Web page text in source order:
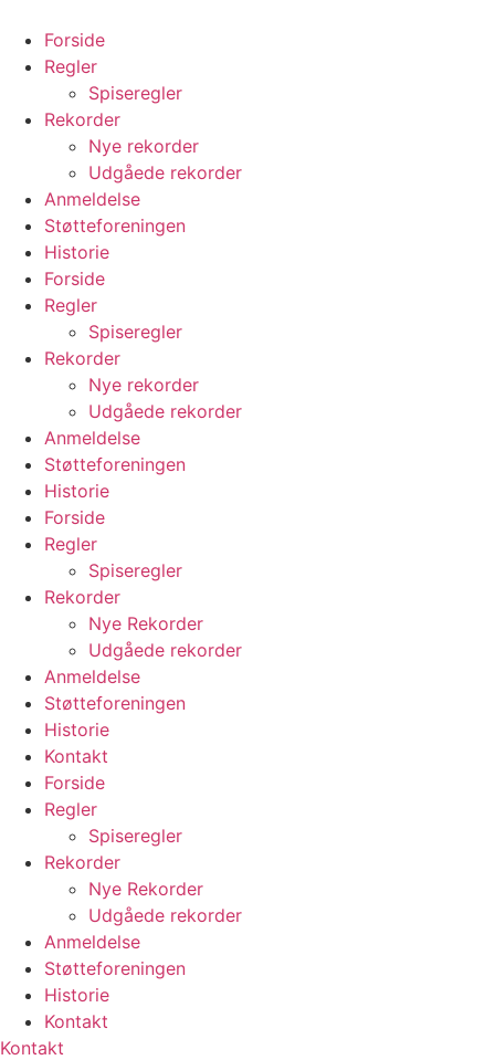
indhold
Forside
Regler
Spiseregler
Rekorder
Nye rekorder
Udgåede rekorder
Anmeldelse
Støtteforeningen
Historie
Forside
Regler
Spiseregler
Rekorder
Nye rekorder
Udgåede rekorder
Anmeldelse
Støtteforeningen
Historie
Forside
Regler
Spiseregler
Rekorder
Nye Rekorder
Udgåede rekorder
Anmeldelse
Støtteforeningen
Historie
Kontakt
Forside
Regler
Spiseregler
Rekorder
Nye Rekorder
Udgåede rekorder
Anmeldelse
Støtteforeningen
Historie
Kontakt
Kontakt